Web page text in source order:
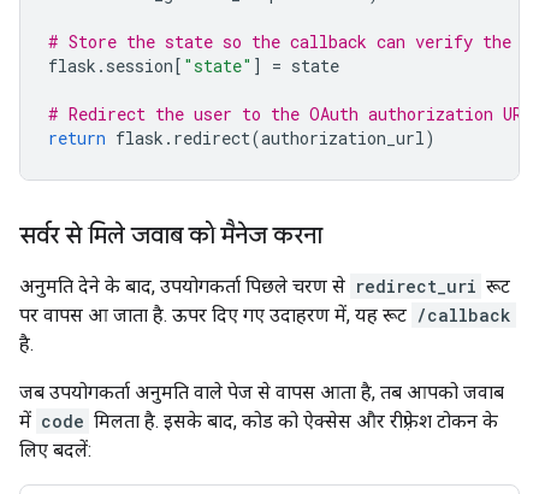
# Store the state so the callback can verify the
flask . session[ "state" ] = state
# Redirect the user to the OAuth authorization
return flask . redirect(authorization_url)
सर्वर से मिले जवाब को मैनेज करना
अनुमति देने के बाद, उपयोगकर्ता पिछले चरण से redirect_uri रूट
पर वापस आ जाता है. ऊपर दिए गए उदाहरण में, यह रूट /callback
है.
जब उपयोगकर्ता अनुमति वाले पेज से वापस आता है, तब आपको जवाब
में code मिलता है. इसके बाद, कोड को ऐक्सेस और रीफ़्रेश टोकन के
लिए बदलें: